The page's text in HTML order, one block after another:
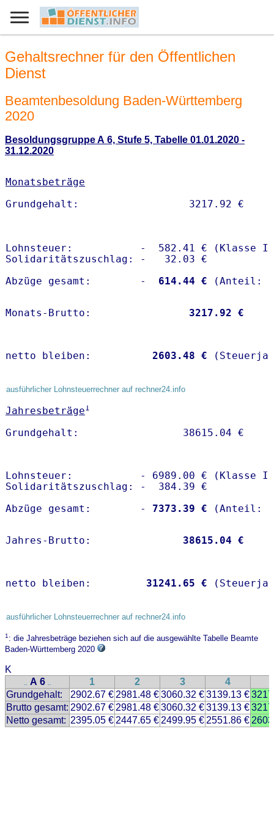
Gehaltsrechner für den Öffentlichen
Dienst
Beamtenbesoldung Baden-Württemberg
2020
Besoldungsgruppe A 6, Stufe 5, Tabelle 01.01.2020 -
31.12.2020
Monatsbeträge
Lohnsteuer:           -  582.41 € (Klasse I)
Solidaritätszuschlag: -   32.03 €
Abzüge gesamt:        -
  614.44 €
Monats-Brutto: 3217.92 €
netto bleiben: 2603.48 €
ausführlicher Lohnsteuerrechner auf rechner24.info
Jahresbeträge1
Lohnsteuer:           - 6989.00 € (Klasse I)
Solidaritätszuschlag: -  384.39 €
Abzüge gesamt:        -
7373.39 €
Jahres-Brutto: 38615.04 €
netto bleiben: 31241.65 €
ausführlicher Lohnsteuerrechner auf rechner24.info
1: die Jahresbeträge beziehen sich auf die ausgewählte Tabelle Beamte
Baden-Württemberg 2020
K
.. A 6 .. 1 2 3 4
Grundgehalt:
2902.67 € 2981.48 €3060.32 €3139.13 €
Brutto gesamt: 2902.67 € 2981.48 €3060.32 €3139.13 €
Netto gesamt: 2395.05 € 2447.65 € 2499.95 € 2551.86 €